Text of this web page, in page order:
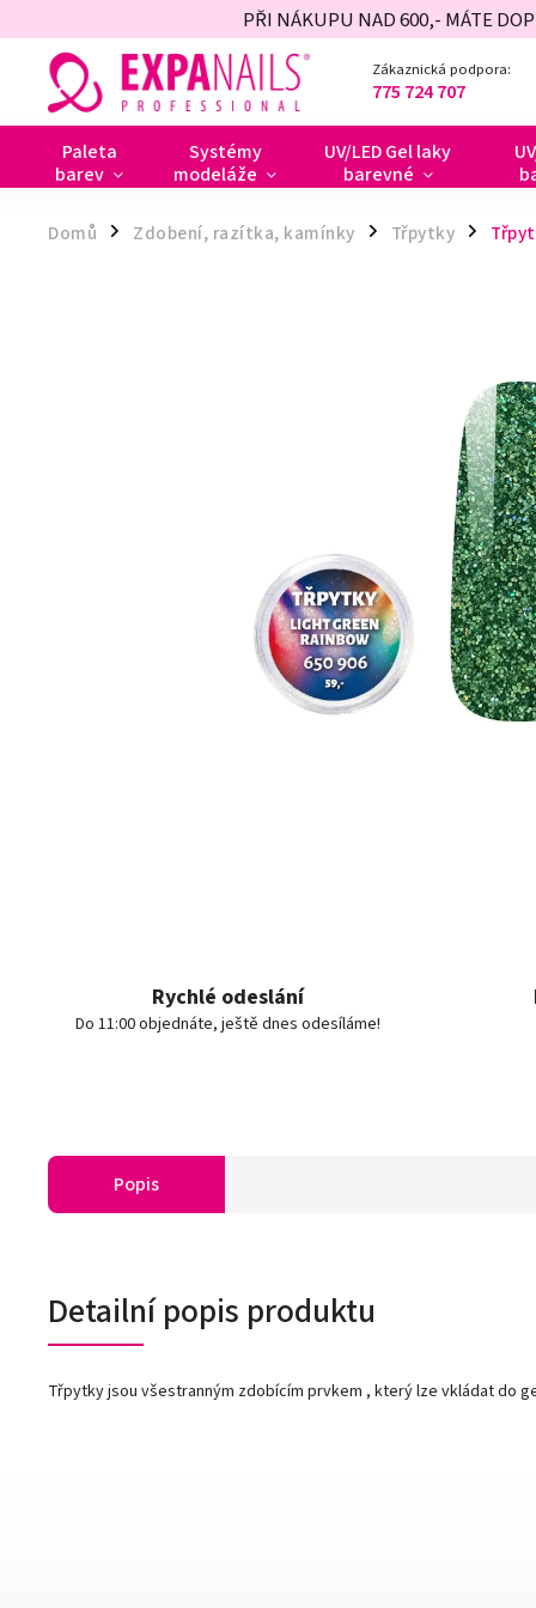
PŘI NÁKUPU NAD 600,- MÁTE
Zákaznická podpora:
775 724 707
Paleta
barev
Systémy
modeláže
UV/LED Gel laky
barevné
Domů / Zdobení, razítka, kamínky / Třpytky /
Rychlé odeslání
Do 11:00 objednáte, ještě dnes odesíláme!
Popis
Detailní popis produktu
Třpytky jsou všestranným zdobícím prvkem , který lze vkládat do